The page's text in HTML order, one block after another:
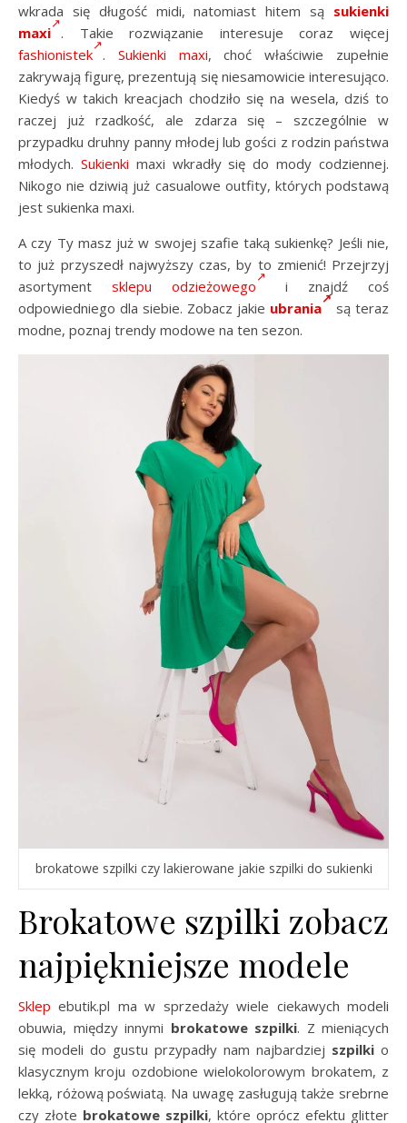
wkrada się długość midi, natomiast hitem są sukienki
maxi . Takie rozwiązanie interesuje coraz więcej
fashionistek . Sukienki maxi, choć właściwie zupełnie
zakrywają figurę, prezentują się niesamowicie interesująco.
Kiedyś w takich kreacjach chodziło się na wesela, dziś to
raczej już rzadkość, ale zdarza się – szczególnie w
przypadku druhny panny młodej lub gości z rodzin państwa
młodych. Sukienki maxi wkradły się do mody codziennej.
Nikogo nie dziwią już casualowe outfity, których podstawą
jest sukienka maxi.
A czy Ty masz już w swojej szafie taką sukienkę? Jeśli nie,
to już przyszedł najwyższy czas, by to zmienić! Przejrzyj
asortyment sklepu odzieżowego
i znajdź coś
odpowiedniego dla siebie. Zobacz jakie ubrania
są teraz
modne, poznaj trendy modowe na ten sezon.
brokatowe szpilki czy lakierowane jakie szpilki do sukienki
Brokatowe szpilki zobacz
najpiękniejsze modele
Sklep ebutik.pl ma w sprzedaży wiele ciekawych modeli
obuwia, między innymi brokatowe szpilki. Z mieniących
się modeli do gustu przypadły nam najbardziej szpilki o
klasycznym kroju ozdobione wielokolorowym brokatem, z
lekką, różową poświatą. Na uwagę zasługują także srebrne
czy złote brokatowe szpilki, które oprócz efektu glitter